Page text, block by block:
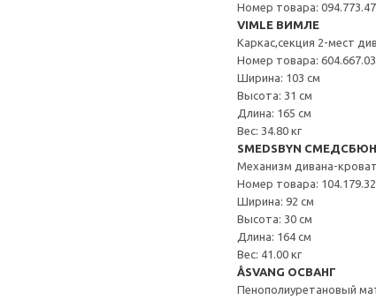
Номер товара: 094.773.47
VIMLE ВИМЛЕ
Каркас,секция 2-мест
Номер товара: 604.667.03
Ширина: 103 см
Высота: 31 см
Длина: 165 см
Вес: 34.80 кг
SMEDSBYN СМЕДСБЮН
Механизм дивана-
Номер товара: 104.179.32
Ширина: 92 см
Высота: 30 см
Длина: 164 см
Вес: 41.00 кг
ÅSVANG ОСВАНГ
Пенополиуретановый